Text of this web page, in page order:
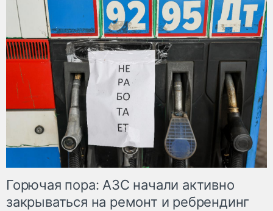
Горючая пора: АЗС начали активно
закрываться на ремонт и ребрендинг